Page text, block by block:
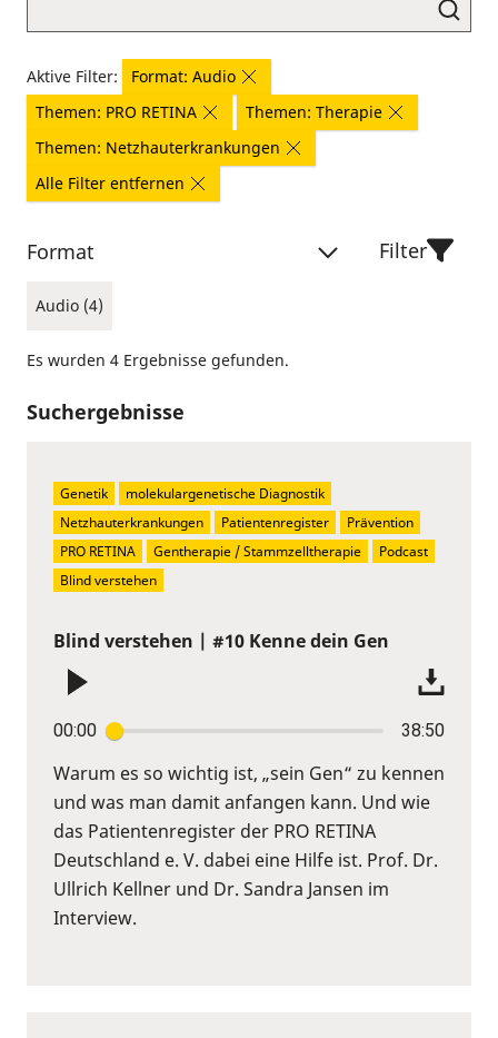
Aktive Filter:
Format: Audio
Themen: PRO RETINA
Themen: Therapie
Themen: Netzhauterkrankungen
Alle Filter entfernen
Format
Audio (4)
Filter
Es wurden 4 Ergebnisse gefunden.
Suchergebnisse
Blind verstehen | #10 Kenne dein Gen
00:00 38:50
Warum es so wichtig ist, „sein Gen“ zu kennen
und was man damit anfangen kann. Und wie
das Patientenregister der PRO RETINA
Deutschland e. V. dabei eine Hilfe ist. Prof. Dr.
Ullrich Kellner und Dr. Sandra Jansen im
Interview.
Genetik
molekulargenetische Diagnostik
Netzhauterkrankungen
Patientenregister
Prävention
PRO RETINA
Gentherapie / Stammzelltherapie
Podcast
Blind verstehen